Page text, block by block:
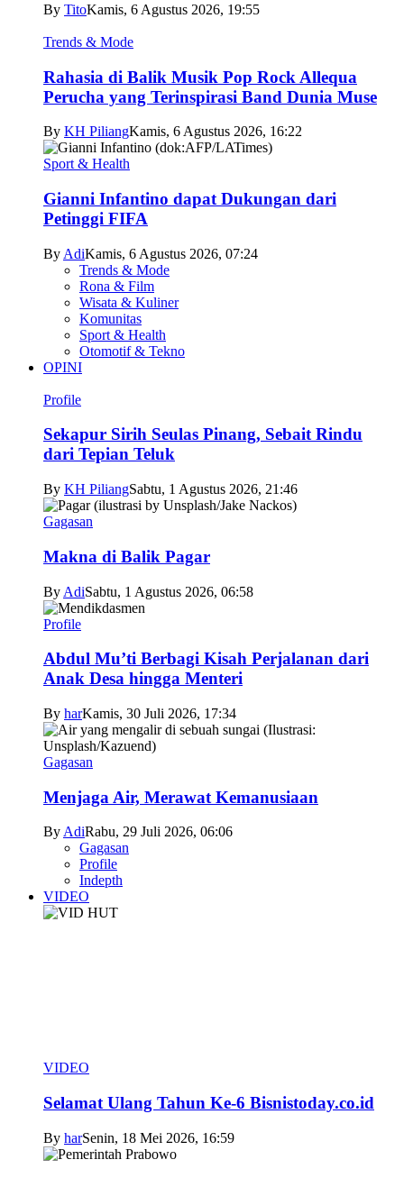
By TitoKamis, 6 Agustus 2026, 19:55
Trends & Mode
Rahasia di Balik Musik Pop Rock Allequa
Perucha yang Terinspirasi Band Dunia Muse
By KH PiliangKamis, 6 Agustus 2026, 16:22
Sport & Health
Gianni Infantino dapat Dukungan dari
Petinggi FIFA
By AdiKamis, 6 Agustus 2026, 07:24
Trends & Mode
Rona & Film
Wisata & Kuliner
Komunitas
Sport & Health
Otomotif & Tekno
OPINI
Profile
Sekapur Sirih Seulas Pinang, Sebait Rindu
dari Tepian Teluk
By KH PiliangSabtu, 1 Agustus 2026, 21:46
Gagasan
Makna di Balik Pagar
By AdiSabtu, 1 Agustus 2026, 06:58
Profile
Abdul Mu’ti Berbagi Kisah Perjalanan dari
Anak Desa hingga Menteri
By harKamis, 30 Juli 2026, 17:34
Gagasan
Menjaga Air, Merawat Kemanusiaan
ByAdiRabu, 29 Juli 2026, 06:06
Gagasan
Profile
Indepth
VIDEO
VIDEO
Selamat Ulang Tahun Ke-6 Bisnistoday.co.id
By harSenin, 18 Mei 2026, 16:59